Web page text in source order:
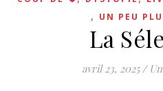
, UN PEU
La
avril 23, 2025 /